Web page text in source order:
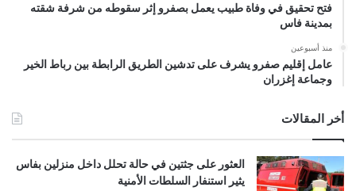
فتح تحقيق في وفاة طبيب يعمل بصفرو إثر سقوطه من شرفة شقته
بمدينة فاس
منذ أسبوعين
عامل إقليم صفرو يشرف على تدشين الطريق الرابطة بين رباط الخير
وجماعة إغزران
أخر المقالات
العثور على جثتين في حالة تحلل داخل منزلين بفاس
يثير استنفار السلطات الأمنية